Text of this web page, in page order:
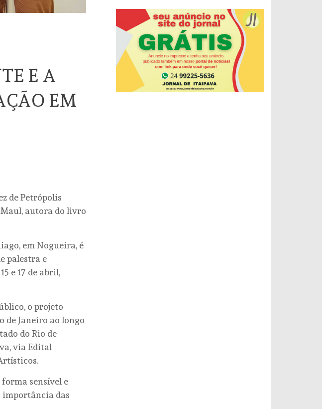
E A
EM
de Petrópolis
autora do livro
em Nogueira, é
palestra e
e 17 de abril,
o projeto
de Janeiro ao longo
do Rio de
via Edital
sensível e
importância das